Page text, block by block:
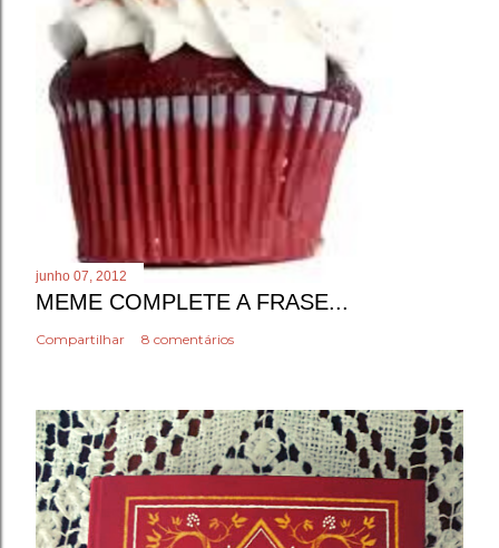
junho 07, 2012
MEME COMPLETE A FRASE...
Compartilhar 8 comentários